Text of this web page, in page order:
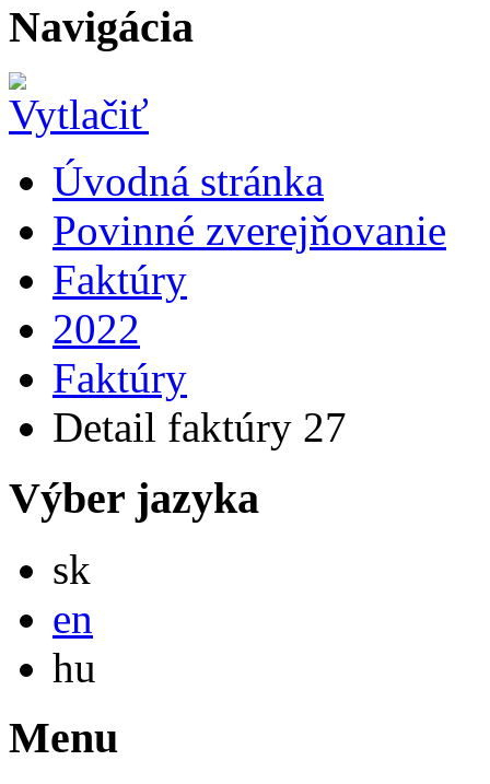
Navigácia
Úvodná stránka
Povinné zverejňovanie
Faktúry
2022
Faktúry
Detail faktúry 27
Výber jazyka
sk
en
hu
Menu